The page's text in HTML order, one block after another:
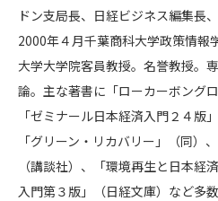
ドン支局長、日経ビジネス編集長
2000年４月千葉商科大学政策情報
大学大学院客員教授。名誉教授。
論。主な著書に「ローカーボング
「ゼミナール日本経済入門２４版
「グリーン・リカバリー」（同）
（講談社）、「環境再生と日本経
入門第３版」（日経文庫）など多